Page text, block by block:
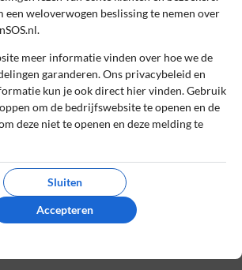
en hoe wij zorgen dat reviews
website is voor zowel bedrijven als
Daarom bevatten sommige pagina's
wij een commissie kunnen ontvangen.
MijnSOS.nl
en onafhankelijke reviews
een weloverwogen beslissing te nemen over
meer informatie vinden over hoe we de
garanderen. Ons privacybeleid en
kun je ook direct hier vinden. Gebruik
om de bedrijfswebsite te openen en de
deze niet te openen en deze melding te
Sluiten
Accepteren